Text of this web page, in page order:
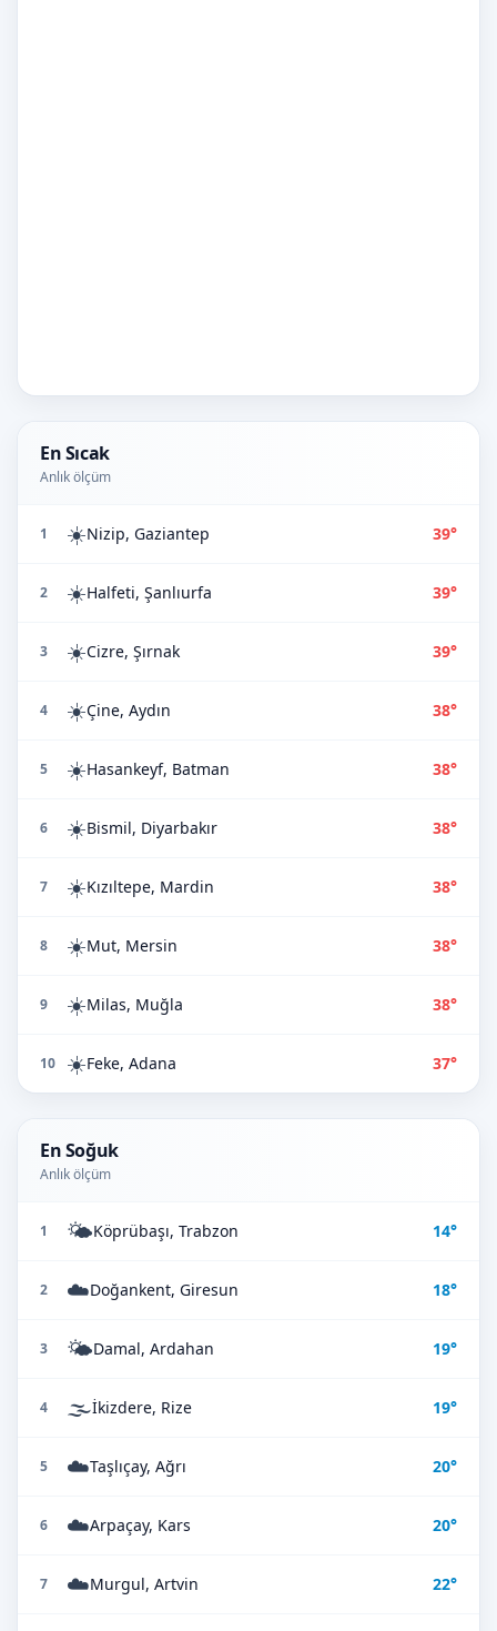
En Sıcak
Anlık ölçüm
1 ☀️Nizip, Gaziantep 39°
2 ☀️Halfeti, Şanlıurfa 39°
3 ☀️Cizre, Şırnak 39°
4 ☀️Çine, Aydın 38°
5 ☀️Hasankeyf, Batman 38°
6 ☀️Bismil, Diyarbakır 38°
7 ☀️Kızıltepe, Mardin 38°
8 ☀️Mut, Mersin 38°
9 ☀️Milas, Muğla 38°
10 ☀️Feke, Adana 37°
En Soğuk
Anlık ölçüm
1 🌤️Köprübaşı, Trabzon 14°
2 ☁️Doğankent, Giresun 18°
3 🌤️Damal, Ardahan 19°
4 🌫️İkizdere, Rize 19°
5 ☁️Taşlıçay, Ağrı 20°
6 ☁️Arpaçay, Kars 20°
7 ☁️Murgul, Artvin 22°